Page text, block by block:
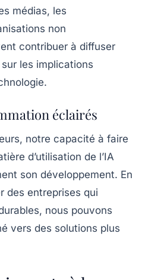
médias, les
non
contribuer à diffuser
les implications
éclairés
notre capacité à faire
d’utilisation de l’IA
son développement. En
des entreprises qui
nous pouvons
vers des solutions plus